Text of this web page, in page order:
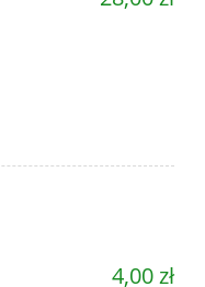
4,00 zł